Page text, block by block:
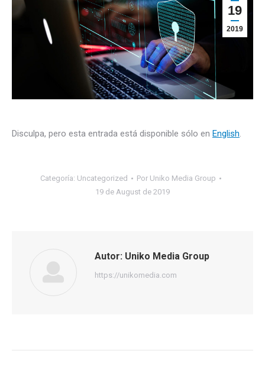
19
2019
Disculpa, pero esta entrada está disponible sólo en English.
Categoría: Uncategorized Por Uniko Media Group
19 de August de 2019
Autor: Uniko Media Group
https://unikomedia.com